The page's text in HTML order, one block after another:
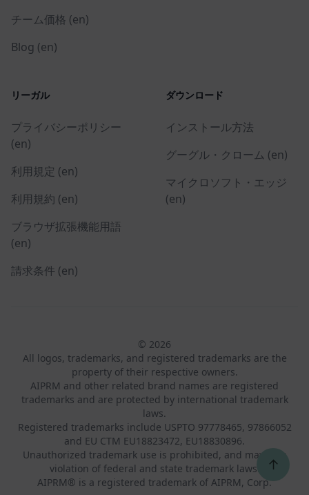
チーム価格 (en)
Blog (en)
リーガル
プライバシーポリシー
(en)
利用規定 (en)
利用規約 (en)
ブラウザ拡張機能用語
(en)
請求条件 (en)
ダウンロード
インストール方法
グーグル・クローム (en)
マイクロソフト・エッジ
(en)
© 2026
All logos, trademarks, and registered trademarks are the
property of their respective owners.
AIPRM and other related brand names are registered
trademarks and are protected by international trademark
laws.
Registered trademarks include USPTO 97778465, 97866052
and EU CTM EU18823472, EU18830896.
Unauthorized trademark use is prohibited, and may be a
violation of federal and state trademark laws.
AIPRM® is a registered trademark of AIPRM, Corp.
↑